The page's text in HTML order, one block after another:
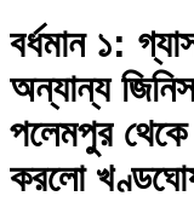
বর্ধমান ১:
অন্যান্য
পলেমপুর
করলো